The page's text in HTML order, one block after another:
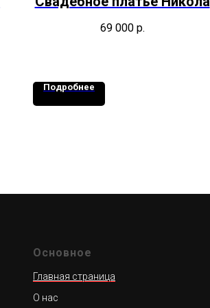
69 000 р.
Подробнее
Основное
Главная страница
О нас